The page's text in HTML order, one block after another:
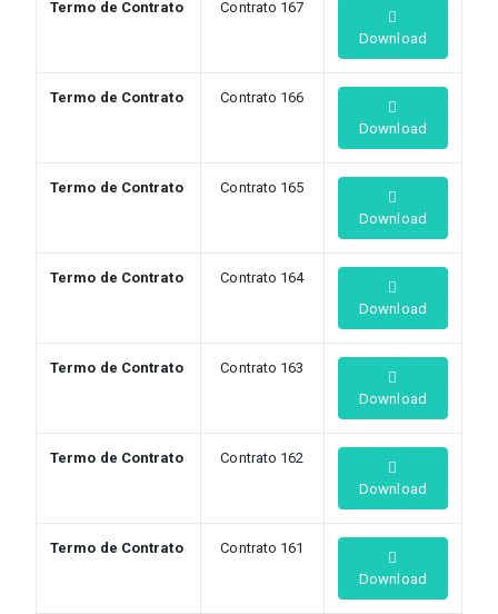
Termo de Contrato
Contrato 167
Download
Termo de Contrato
Contrato 166
Download
Termo de Contrato
Contrato 165
Download
Termo de Contrato
Contrato 164
Download
Termo de Contrato
Contrato 163
Download
Termo de Contrato
Contrato 162
Download
Termo de Contrato
Contrato 161
Download